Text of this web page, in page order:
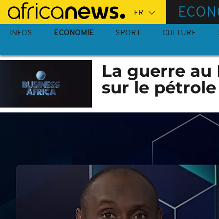
Passer
au
contenu
INFOS ECONOMIE SPORT CULTURE
La guerre
sur le